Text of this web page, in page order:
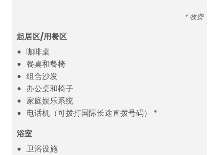
* 收费
起居区/用餐区
咖啡桌
餐桌和餐椅
组合沙发
办公桌和椅子
家庭娱乐系统
电话机（可拨打国际长途直拨号码） *
浴室
卫浴设施